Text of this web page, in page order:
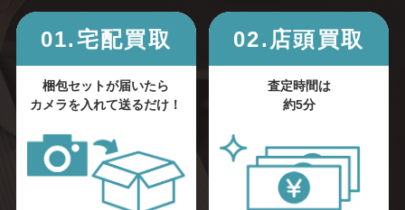
01.宅配買取
梱包セットが届いたら
カメラを入れて送るだけ！
02.店頭買取
査定時間は
約5分